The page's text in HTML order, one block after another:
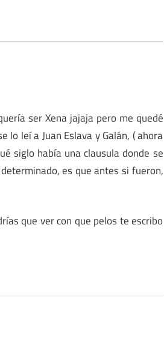
ser Xena jajaja pero me quedé
leí a Juan Eslava y Galán, ( ahora
siglo había una clausula donde se
es que antes si fueron,
que ver con que pelos te escribo